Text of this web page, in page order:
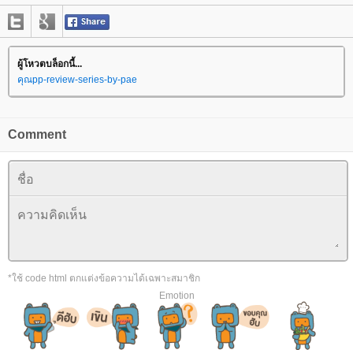
ผู้โหวตบล็อกนี้...
คุณpp-review-series-by-pae
Comment
*ใช้ code html ตกแต่งข้อความได้เฉพาะสมาชิก
Emotion